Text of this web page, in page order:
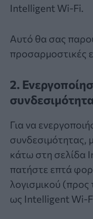
Intelligent Wi-Fi.
Αυτό θα σας
προσαρμοστικές
2.
Για να
συνδεσιμότητας,
κάτω στη σελίδα
πατήστε επτά
λογισμικού (προς
ως Intelligent Wi-